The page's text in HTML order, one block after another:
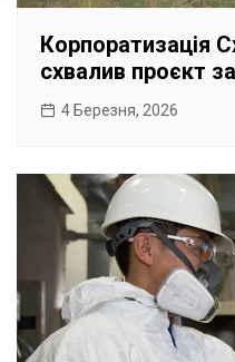
Корпоратизація
схвалив проєкт
4 Березня, 2026